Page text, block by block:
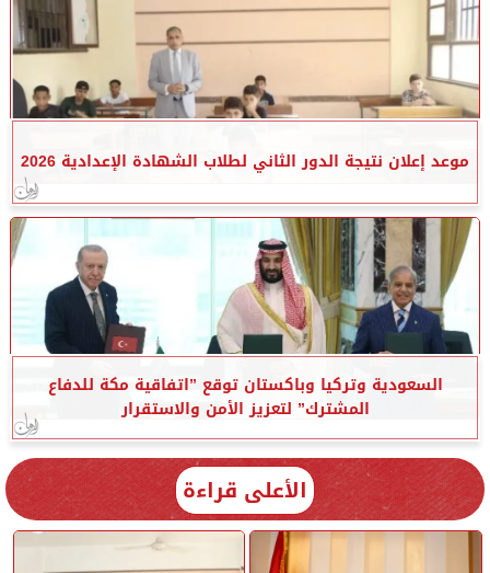
موعد إعلان نتيجة الدور الثاني لطلاب الشهادة الإعدادية 2026
السعودية وتركيا وباكستان توقع ”اتفاقية مكة للدفاع
المشترك” لتعزيز الأمن والاستقرار
الأعلى قراءة